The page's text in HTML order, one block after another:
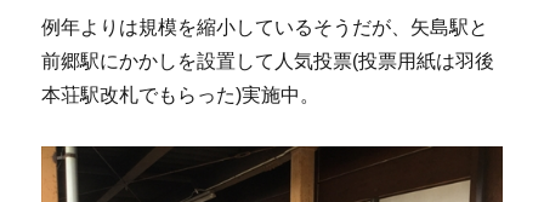
例年よりは規模を縮小しているそうだが、矢島駅と
前郷駅にかかしを設置して人気投票(投票用紙は羽後
本荘駅改札でもらった)実施中。